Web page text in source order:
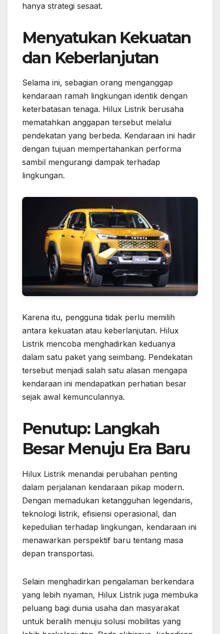
hanya strategi sesaat.
Menyatukan Kekuatan
dan Keberlanjutan
Selama ini, sebagian orang menganggap
kendaraan ramah lingkungan identik dengan
keterbatasan tenaga. Hilux Listrik berusaha
mematahkan anggapan tersebut melalui
pendekatan yang berbeda. Kendaraan ini hadir
dengan tujuan mempertahankan performa
sambil mengurangi dampak terhadap
lingkungan.
Karena itu, pengguna tidak perlu memilih
antara kekuatan atau keberlanjutan. Hilux
Listrik mencoba menghadirkan keduanya
dalam satu paket yang seimbang. Pendekatan
tersebut menjadi salah satu alasan mengapa
kendaraan ini mendapatkan perhatian besar
sejak awal kemunculannya.
Penutup: Langkah
Besar Menuju Era Baru
Hilux Listrik menandai perubahan penting
dalam perjalanan kendaraan pikap modern.
Dengan memadukan ketangguhan legendaris,
teknologi listrik, efisiensi operasional, dan
kepedulian terhadap lingkungan, kendaraan ini
menawarkan perspektif baru tentang masa
depan transportasi.
Selain menghadirkan pengalaman berkendara
yang lebih nyaman, Hilux Listrik juga membuka
peluang bagi dunia usaha dan masyarakat
untuk beralih menuju solusi mobilitas yang